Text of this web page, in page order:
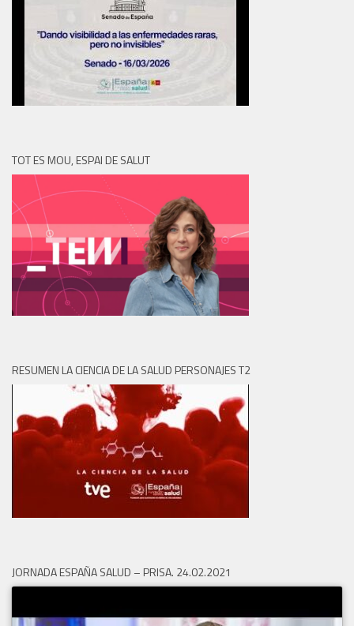
TOT ES MOU, ESPAI DE SALUT
RESUMEN LA CIENCIA DE LA SALUD PERSONAJES T2
JORNADA ESPAÑA SALUD – PRISA. 24.02.2021